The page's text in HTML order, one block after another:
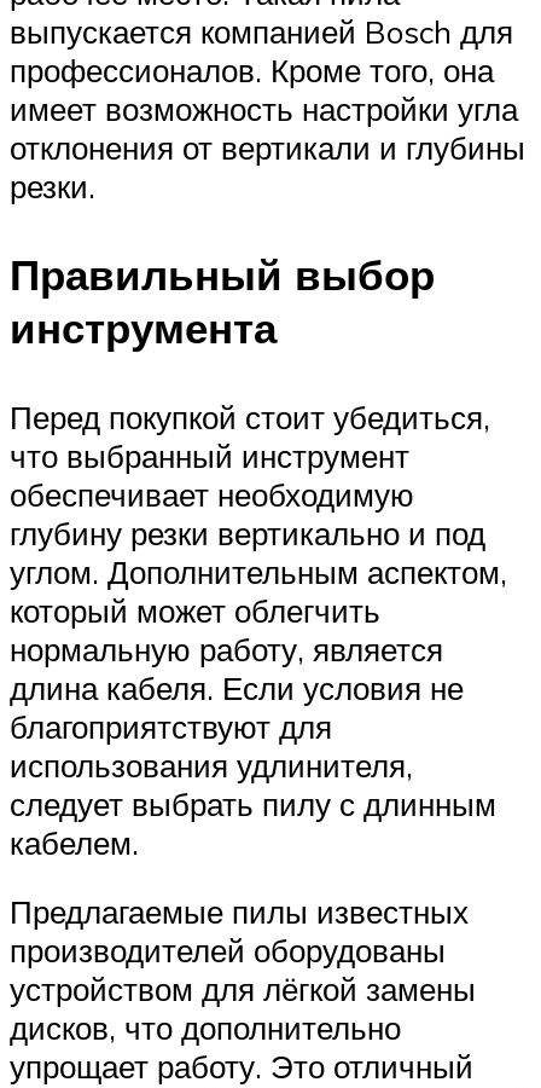
выпускается компанией Bosch для
профессионалов. Кроме того, она
имеет возможность настройки угла
отклонения от вертикали и глубины
резки.
Правильный выбор
инструмента
Перед покупкой стоит убедиться,
что выбранный инструмент
обеспечивает необходимую
глубину резки вертикально и под
углом. Дополнительным аспектом,
который может облегчить
нормальную работу, является
длина кабеля. Если условия не
благоприятствуют для
использования удлинителя,
следует выбрать пилу с длинным
кабелем.
Предлагаемые пилы известных
производителей оборудованы
устройством для лёгкой замены
дисков, что дополнительно
упрощает работу. Это отличный